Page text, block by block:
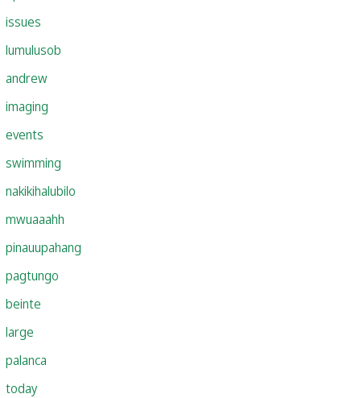
issues
lumulusob
andrew
imaging
events
swimming
nakikihalubilo
mwuaaahh
pinauupahang
pagtungo
beinte
large
palanca
today